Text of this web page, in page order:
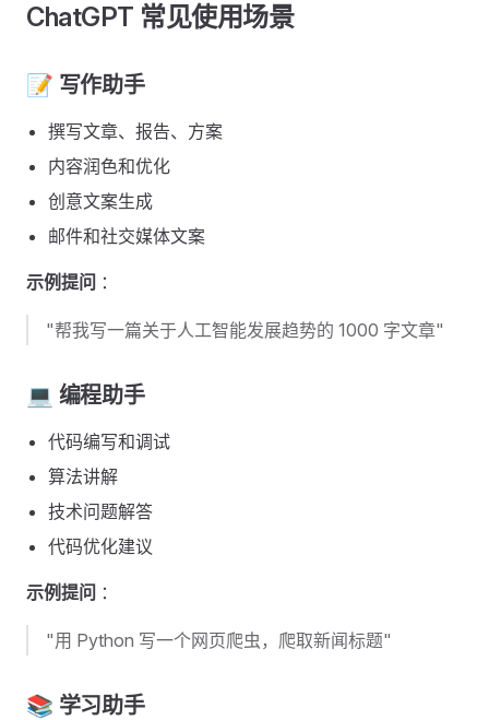
ChatGPT 常见使用场景 ​
📝 写作助手 ​
撰写文章、报告、方案
内容润色和优化
创意文案生成
邮件和社交媒体文案
示例提问 ：
"帮我写一篇关于人工智能发展趋势的 1000 字文章"
💻 编程助手 ​
代码编写和调试
算法讲解
技术问题解答
代码优化建议
示例提问 ：
"用 Python 写一个网页爬虫，爬取新闻标题"
📚 学习助手 ​